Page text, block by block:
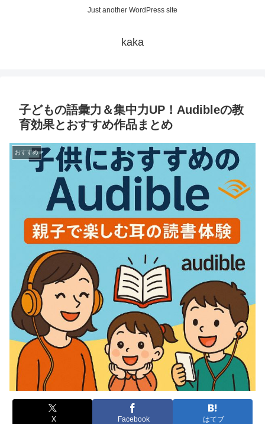
Just another WordPress site
kaka
子どもの語彙力＆集中力UP！Audibleの教
育効果とおすすめ作品まとめ
おすすめ
X Facebook はてブ